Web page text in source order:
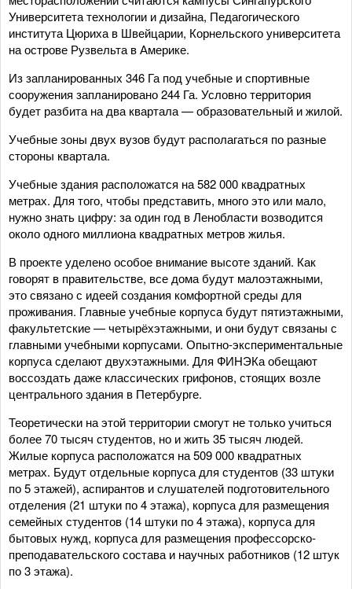
Университета технологии и дизайна, Педагогического
института Цюриха в Швейцарии, Корнельского университета
на острове Рузвельта в Америке.
Из запланированных 346 Га под учебные и спортивные
сооружения запланировано 244 Га. Условно территория
будет разбита на два квартала — образовательный и жилой.
Учебные зоны двух вузов будут располагаться по разные
стороны квартала.
Учебные здания расположатся на 582 000 квадратных
метрах. Для того, чтобы представить, много это или мало,
нужно знать цифру: за один год в Ленобласти возводится
около одного миллиона квадратных метров жилья.
В проекте уделено особое внимание высоте зданий. Как
говорят в правительстве, все дома будут малоэтажными,
это связано с идеей создания комфортной среды для
проживания. Главные учебные корпуса будут пятиэтажными,
факультетские — четырёхэтажными, и они будут связаны с
главными учебными корпусами. Опытно-экспериментальные
корпуса сделают двухэтажными. Для ФИНЭКа обещают
воссоздать даже классических грифонов, стоящих возле
центрального здания в Петербурге.
Теоретически на этой территории смогут не только учиться
более 70 тысяч студентов, но и жить 35 тысяч людей.
Жилые корпуса расположатся на 509 000 квадратных
метрах. Будут отдельные корпуса для студентов (33 штуки
по 5 этажей), аспирантов и слушателей подготовительного
отделения (21 штуки по 4 этажа), корпуса для размещения
семейных студентов (14 штуки по 4 этажа), корпуса для
бытовых нужд, корпуса для размещения профессорско-
преподавательского состава и научных работников (12 штук
по 3 этажа).